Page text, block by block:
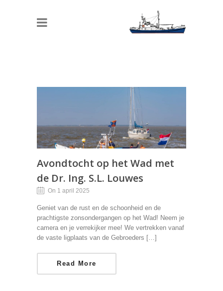
Avondtocht op het Wad met
de Dr. Ing. S.L. Louwes
On 1 april 2025
Geniet van de rust en de schoonheid en de
prachtigste zonsondergangen op het Wad! Neem je
camera en je verrekijker mee! We vertrekken vanaf
de vaste ligplaats van de Gebroeders […]
Read More